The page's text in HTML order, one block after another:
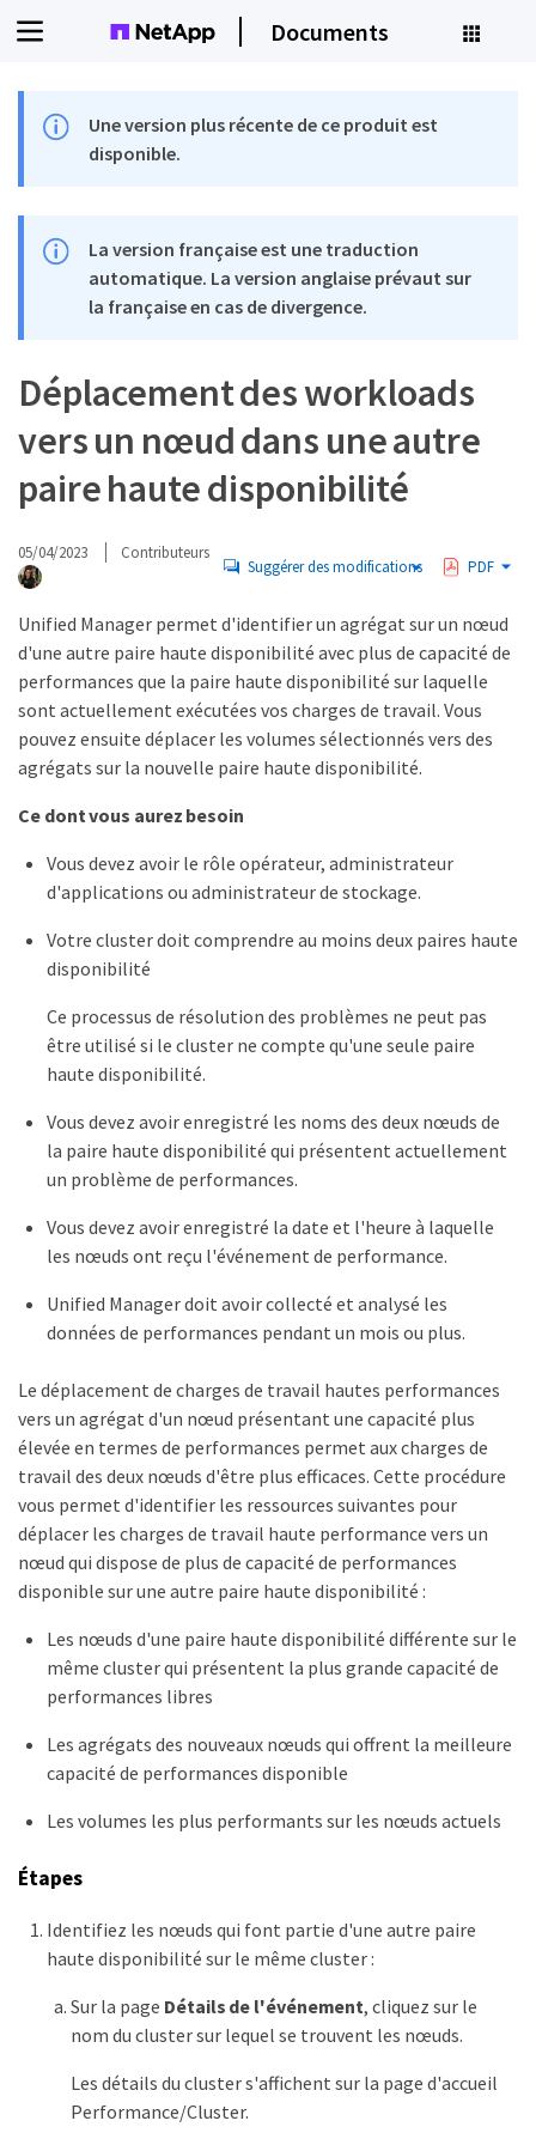
Documents
Une version plus récente de ce produit est
disponible.
La version française est une traduction
automatique. La version anglaise prévaut sur
la française en cas de divergence.
Déplacement des workloads
vers un nœud dans une autre
paire haute disponibilité
05/04/2023 Contributeurs
Suggérer des modifications PDF
Unified Manager permet d'identifier un agrégat sur un nœud
d'une autre paire haute disponibilité avec plus de capacité de
performances que la paire haute disponibilité sur laquelle
sont actuellement exécutées vos charges de travail. Vous
pouvez ensuite déplacer les volumes sélectionnés vers des
agrégats sur la nouvelle paire haute disponibilité.
Ce dont vous aurez besoin
Vous devez avoir le rôle opérateur, administrateur
d'applications ou administrateur de stockage.
Votre cluster doit comprendre au moins deux paires haute
disponibilité
Ce processus de résolution des problèmes ne peut pas
être utilisé si le cluster ne compte qu'une seule paire
haute disponibilité.
Vous devez avoir enregistré les noms des deux nœuds de
la paire haute disponibilité qui présentent actuellement
un problème de performances.
Vous devez avoir enregistré la date et l'heure à laquelle
les nœuds ont reçu l'événement de performance.
Unified Manager doit avoir collecté et analysé les
données de performances pendant un mois ou plus.
Le déplacement de charges de travail hautes performances
vers un agrégat d'un nœud présentant une capacité plus
élevée en termes de performances permet aux charges de
travail des deux nœuds d'être plus efficaces. Cette procédure
vous permet d'identifier les ressources suivantes pour
déplacer les charges de travail haute performance vers un
nœud qui dispose de plus de capacité de performances
disponible sur une autre paire haute disponibilité :
Les nœuds d'une paire haute disponibilité différente sur le
même cluster qui présentent la plus grande capacité de
performances libres
Les agrégats des nouveaux nœuds qui offrent la meilleure
capacité de performances disponible
Les volumes les plus performants sur les nœuds actuels
Étapes
Identifiez les nœuds qui font partie d'une autre paire
haute disponibilité sur le même cluster :
Sur la page Détails de l'événement, cliquez sur le
nom du cluster sur lequel se trouvent les nœuds.
Les détails du cluster s'affichent sur la page d'accueil
Performance/Cluster.